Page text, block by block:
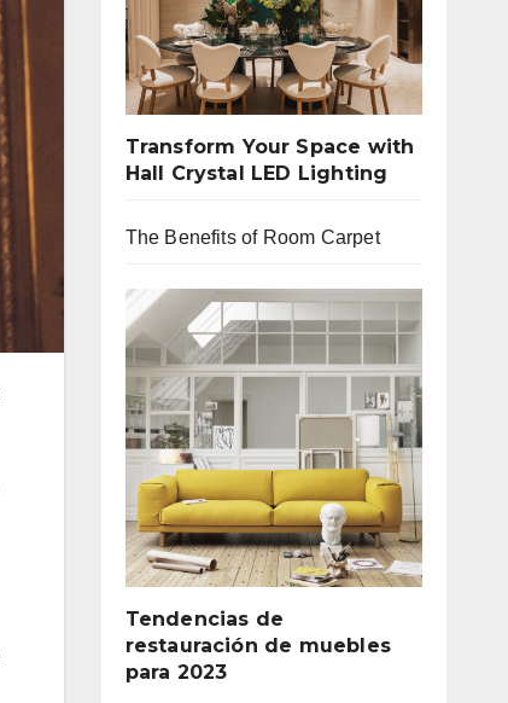
Transform Your Space with
Hall Crystal LED Lighting
The Benefits of Room Carpet
Tendencias de
restauración de muebles
para 2023